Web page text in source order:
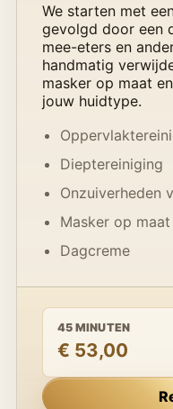
We starten met
gevolgd door een
mee-eters en
handmatig
masker op maat
jouw huidtype.
Dieptereiniging
Onzuiverheden
Masker op maat
Dagcreme
45 MINUTEN
€ 53,00